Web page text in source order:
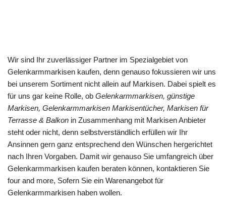
Wir sind Ihr zuverlässiger Partner im Spezialgebiet von
Gelenkarmmarkisen kaufen, denn genauso fokussieren wir uns
bei unserem Sortiment nicht allein auf Markisen. Dabei spielt es
für uns gar keine Rolle, ob Gelenkarmmarkisen, günstige
Markisen, Gelenkarmmarkisen Markisentücher, Markisen für
Terrasse & Balkon in Zusammenhang mit Markisen Anbieter
steht oder nicht, denn selbstverständlich erfüllen wir Ihr
Ansinnen gern ganz entsprechend den Wünschen hergerichtet
nach Ihren Vorgaben. Damit wir genauso Sie umfangreich über
Gelenkarmmarkisen kaufen beraten können, kontaktieren Sie
four and more, Sofern Sie ein Warenangebot für
Gelenkarmmarkisen haben wollen.